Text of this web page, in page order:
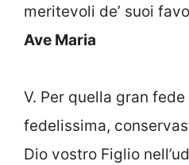
meritevoli de’ suoi
Ave Maria
V. Per quella gran
fedelissima,
Dio vostro Figlio